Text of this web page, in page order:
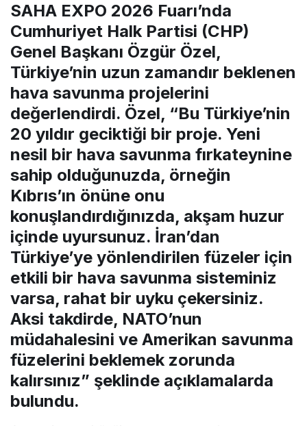
SAHA EXPO 2026 Fuarı’nda
Cumhuriyet Halk Partisi (CHP)
Genel Başkanı Özgür Özel,
Türkiye’nin uzun zamandır beklenen
hava savunma projelerini
değerlendirdi. Özel, “Bu Türkiye’nin
20 yıldır geciktiği bir proje. Yeni
nesil bir hava savunma fırkateynine
sahip olduğunuzda, örneğin
Kıbrıs’ın önüne onu
konuşlandırdığınızda, akşam huzur
içinde uyursunuz. İran’dan
Türkiye’ye yönlendirilen füzeler için
etkili bir hava savunma sisteminiz
varsa, rahat bir uyku çekersiniz.
Aksi takdirde, NATO’nun
müdahalesini ve Amerikan savunma
füzelerini beklemek zorunda
kalırsınız” şeklinde açıklamalarda
bulundu.